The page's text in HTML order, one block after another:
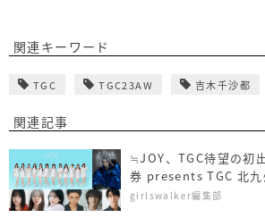
関連キーワード
TGC TGC23AW 吉木千沙都
関連記事
≒JOY、TGC待望の初
券 presents TGC 北九
girlswalker編集部